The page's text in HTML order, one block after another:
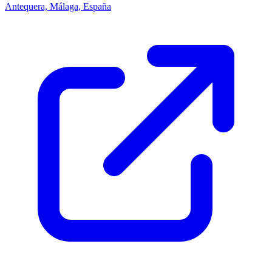
Antequera, Málaga, España